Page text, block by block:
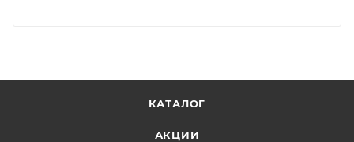
КАТАЛОГ
АКЦИИ